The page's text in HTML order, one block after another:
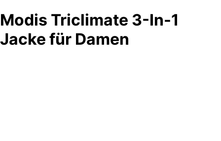
Modis Triclimate 3-In-1
Jacke für Damen